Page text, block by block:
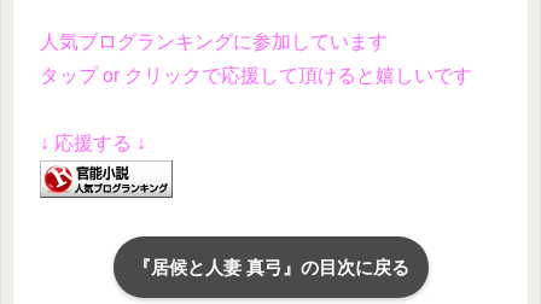
人気ブログランキングに参加しています
タップ or クリックで応援して頂けると嬉しいです
↓ 応援する ↓
『居候と人妻 真弓』の目次に戻る